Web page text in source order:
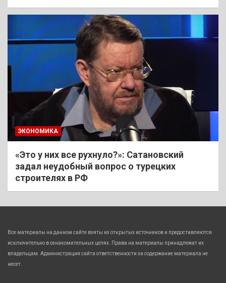
ЭКОНОМИКА
«Это у них все рухнуло?»: Сатановский
задал неудобный вопрос о турецких
строителях в РФ
Все материалы на данном сайте взяты из открытых источников и предоставляются
исключительно в ознакомительных целях. Права на материалы принадлежат их
владельцам. Администрация сайта ответственности за содержание материала не
несет.